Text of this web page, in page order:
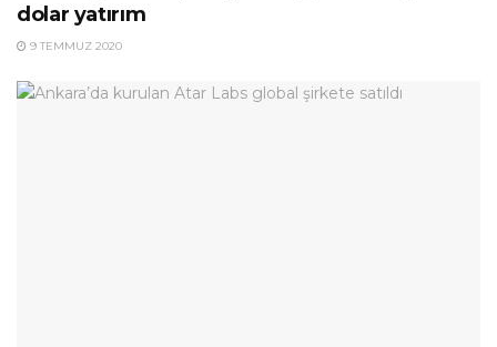
dolar yatırım
9 TEMMUZ 2020